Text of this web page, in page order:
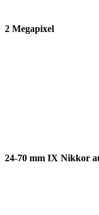
2 Megapixel
24-70 mm IX Nikkor